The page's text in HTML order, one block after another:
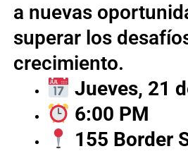
a nuevas
superar los
crecimiento.
Jueves, 21
6:00 PM
155 Border